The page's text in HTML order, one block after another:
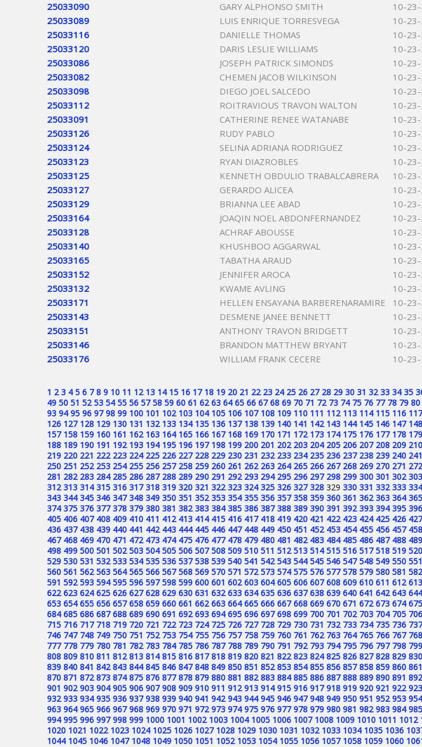
25033090
GARY ALPHONSO SMITH
10-
25033089
LUIS ENRIQUE TORRESVEGA
10-
25033116
DANIELLE THOMAS
10-
25033120
DARIS LESLIE WILLIAMS
10-
25033086
JOSEPH PATRICK SIMONDS
10-
25033082
CHEMEN JACOB WILKINSON
10-
25033098
DIEGO JOEL SALCEDO
10-
25033112
ROITRAVIOUS TRAVON WALTON
10-
25033091
CATHERINE RENEE WATANABE
10-
25033126
RUDY PABLO
10-
25033124
SELINA ADRIANA RODRIGUEZ
10-
25033123
RYAN DIAZROBLES
10-
25033125
KENNETH OBDULIO TRABALCABRERA
10-
25033127
GERARDO ALICEA
10-
25033129
BRIANNA LEE ABAD
10-
25033164
JOAQIN NOEL ABDONFERNANDEZ
10-
25033128
ACHRAF ABOUSSE
10-
25033140
KHUSHBOO AGGARWAL
10-
25033165
TABATHA ARAUD
10-
25033152
JENNIFER AROCA
10-
25033132
KWAME AVLING
10-
25033171
HELLEN ENSAYANA BARBERENARAMIRE
10-
25033143
DESMENE JANEE BENNETT
10-
25033151
ANTHONY TRAVON BRIDGETT
10-
25033146
BRANDON MATTHEW BRYANT
10-
25033176
WILLIAM FRANK CECERE 10-
1 2 3 4 5 6 7 8 9 10 11 12 13 14 15 16 17 18 19 20 21 22 23 24 25 26 27 28 29 30 31 32 33 34 35
49 50 51 52 53 54 55 56 57 58 59 60 61 62 63 64 65 66 67 68 69 70 71 72 73 74 75 76 77 78 79 80
93 94 95 96 97 98 99 100 101 102 103 104 105 106 107 108 109 110 111 112 113 114 115 116 117
126 127 128 129 130 131 132 133 134 135 136 137 138 139 140 141 142 143 144 145 146 147 148
157 158 159 160 161 162 163 164 165 166 167 168 169 170 171 172 173 174 175 176 177 178 179
188 189 190 191 192 193 194 195 196 197 198 199 200 201 202 203 204 205 206 207 208 209 210
219 220 221 222 223 224 225 226 227 228 229 230 231 232 233 234 235 236 237 238 239 240 241
250 251 252 253 254 255 256 257 258 259 260 261 262 263 264 265 266 267 268 269 270 271 272
281 282 283 284 285 286 287 288 289 290 291 292 293 294 295 296 297 298 299 300 301 302 303
312 313 314 315 316 317 318 319 320 321 322 323 324 325 326 327 328 329 330 331 332 333 334
343 344 345 346 347 348 349 350 351 352 353 354 355 356 357 358 359 360 361 362 363 364 365
374 375 376 377 378 379 380 381 382 383 384 385 386 387 388 389 390 391 392 393 394 395 396
405 406 407 408 409 410 411 412 413 414 415 416 417 418 419 420 421 422 423 424 425 426 427
436 437 438 439 440 441 442 443 444 445 446 447 448 449 450 451 452 453 454 455 456 457 458
467 468 469 470 471 472 473 474 475 476 477 478 479 480 481 482 483 484 485 486 487 488 489
498 499 500 501 502 503 504 505 506 507 508 509 510 511 512 513 514 515 516 517 518 519 520
529 530 531 532 533 534 535 536 537 538 539 540 541 542 543 544 545 546 547 548 549 550 551
560 561 562 563 564 565 566 567 568 569 570 571 572 573 574 575 576 577 578 579 580 581 582
591 592 593 594 595 596 597 598 599 600 601 602 603 604 605 606 607 608 609 610 611 612 613
622 623 624 625 626 627 628 629 630 631 632 633 634 635 636 637 638 639 640 641 642 643 644
653 654 655 656 657 658 659 660 661 662 663 664 665 666 667 668 669 670 671 672 673 674 675
684 685 686 687 688 689 690 691 692 693 694 695 696 697 698 699 700 701 702 703 704 705 706
715 716 717 718 719 720 721 722 723 724 725 726 727 728 729 730 731 732 733 734 735 736 737
746 747 748 749 750 751 752 753 754 755 756 757 758 759 760 761 762 763 764 765 766 767 768
777 778 779 780 781 782 783 784 785 786 787 788 789 790 791 792 793 794 795 796 797 798 799
808 809 810 811 812 813 814 815 816 817 818 819 820 821 822 823 824 825 826 827 828 829 830
839 840 841 842 843 844 845 846 847 848 849 850 851 852 853 854 855 856 857 858 859 860 861
870 871 872 873 874 875 876 877 878 879 880 881 882 883 884 885 886 887 888 889 890 891 892
901 902 903 904 905 906 907 908 909 910 911 912 913 914 915 916 917 918 919 920 921 922 923
932 933 934 935 936 937 938 939 940 941 942 943 944 945 946 947 948 949 950 951 952 953 954
963 964 965 966 967 968 969 970 971 972 973 974 975 976 977 978 979 980 981 982 983 984 985
994 995 996 997 998 999 1000 1001 1002 1003 1004 1005 1006 1007 1008 1009 1010 1011 1012
1020 1021 1022 1023 1024 1025 1026 1027 1028 1029 1030 1031 1032 1033 1034 1035 1036
1044 1045 1046 1047 1048 1049 1050 1051 1052 1053 1054 1055 1056 1057 1058 1059 1060